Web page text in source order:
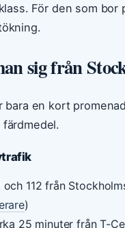
För den som bor
sig från
bara en kort
och 112 från
)
25 minuter från T-